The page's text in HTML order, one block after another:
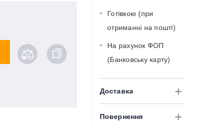
Готівкою (при
отриманні на пошті)
На рахунок ФОП
(Банковську карту)
Доставка
Повернення